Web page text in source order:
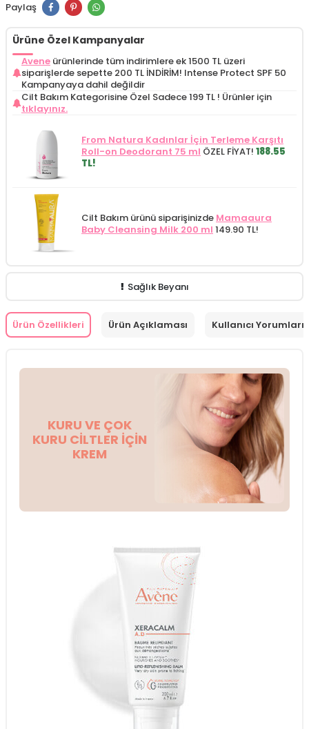
Paylaş
Ürüne Özel Kampanyalar
Avene ürünlerinde tüm indirimlere ek 1500 TL üzeri
siparişlerde sepette 200 TL İNDİRİM! Intense Protect SPF 50
Kampanyaya dahil değildir
Cilt Bakım Kategorisine Özel Sadece 199 TL ! Ürünler için
tıklayınız.
From Natura Kadınlar İçin Terleme Karşıtı
Roll-on Deodorant 75 ml ÖZEL FİYAT! 188.55
TL!
Cilt Bakım ürünü siparişinizde Mamaaura
Baby Cleansing Milk 200 ml 149.90 TL!
Sağlık Beyanı
Ürün Özellikleri Ürün Açıklaması Kullanıcı Yorumları
KURU VE ÇOK
KURU CİLTLER İÇİN
KREM